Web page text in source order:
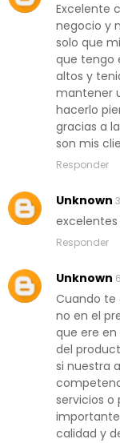
Excelente
negocio y
solo que
que tengo
altos y
mantener
hacerlo
gracias a
son mis
Responder
Unknown
Responder
Unknown
Cuando te
no en el
que ere
del
si nuestra
servicios o
calidad y